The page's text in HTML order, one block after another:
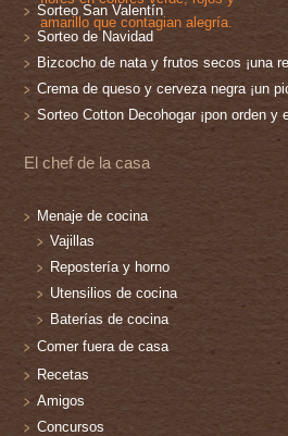
Sorteo San Valentín
Sorteo de Navidad
Bizcocho de nata y frutos secos ¡una
Crema de queso y cerveza negra ¡un
Sorteo Cotton Decohogar ¡pon orden y
El chef de la casa
Menaje de cocina
Vajillas
Repostería y horno
Utensilios de cocina
Baterías de cocina
Comer fuera de casa
Recetas
Amigos
Concursos